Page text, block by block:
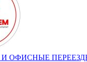
ОФИСНЫЕ